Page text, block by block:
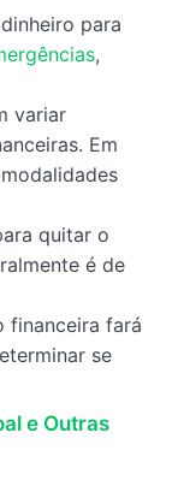
para
,
variar
Em
quitar o
é de
financeira fará
se
e Outras